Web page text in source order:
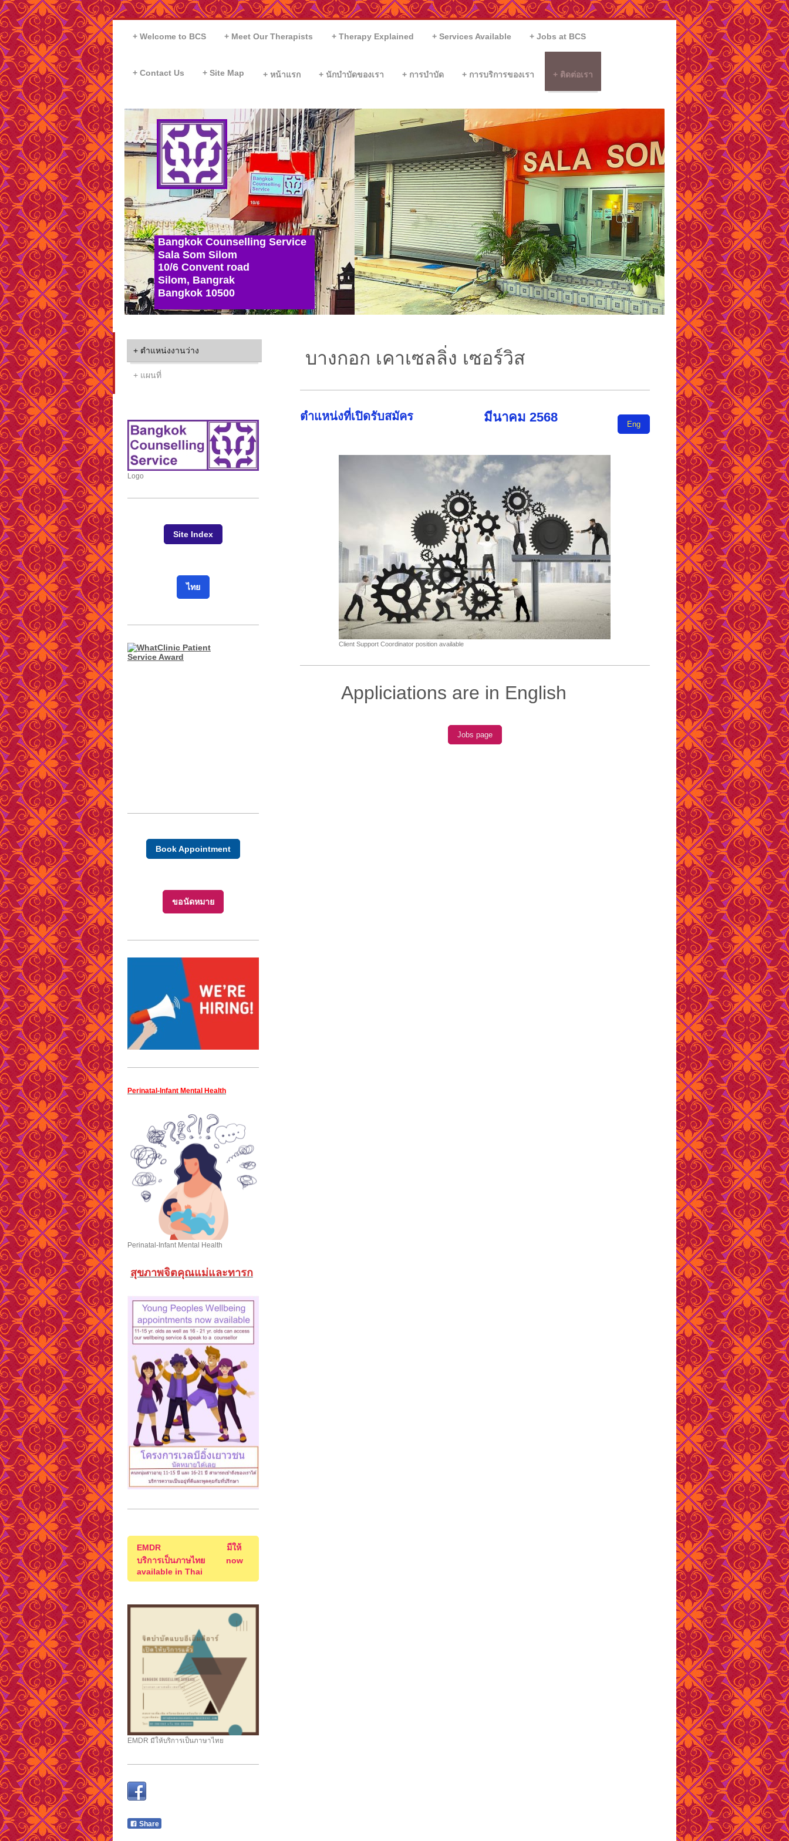
Welcome to BCS Meet Our Therapists Therapy Explained Services Available Jobs at BCS
Contact Us Site Map หน้าแรก นักบำบัดของเรา การบำบัด การบริการของเรา ติดต่อเรา
Bangkok Counselling Service
Sala Som Silom
10/6 Convent road
Silom, Bangrak
Bangkok 10500
บางกอก เคาเซลลิ่ง เซอร์วิส
ตำแหน่งที่เปิดรับสมัคร มีนาคม 2568 Eng
Client Support Coordinator position available
Appliciations are in English
Jobs page
ตำแหน่งงานว่าง
แผนที่
Logo
Site Index
ไทย
Book Appointment
ขอนัดหมาย
Perinatal-Infant Mental Health
Perinatal-Infant Mental Health
สุขภาพจิตคุณแม่และทารก
EMDR มีให้
บริการเป็นภาษไทย now
available in Thai
EMDR มีให้บริการเป็นภาษาไทย
Share